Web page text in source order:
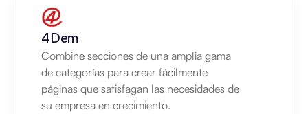
4Dem
Combine secciones de una amplia gama
de categorías para crear fácilmente
páginas que satisfagan las necesidades de
su empresa en crecimiento.